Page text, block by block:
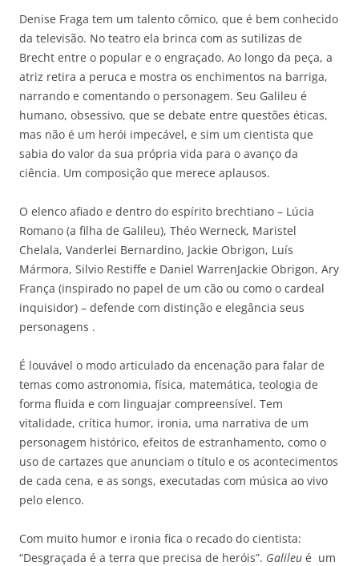
Denise Fraga tem um talento cômico, que é bem conhecido
da televisão. No teatro ela brinca com as sutilizas de
Brecht entre o popular e o engraçado. Ao longo da peça, a
atriz retira a peruca e mostra os enchimentos na barriga,
narrando e comentando o personagem. Seu Galileu é
humano, obsessivo, que se debate entre questões éticas,
mas não é um herói impecável, e sim um cientista que
sabia do valor da sua própria vida para o avanço da
ciência. Um composição que merece aplausos.
O elenco afiado e dentro do espírito brechtiano – Lúcia
Romano (a filha de Galileu), Théo Werneck, Maristel
Chelala, Vanderlei Bernardino, Jackie Obrigon, Luís
Mármora, Silvio Restiffe e Daniel WarrenJackie Obrigon, Ary
França (inspirado no papel de um cão ou como o cardeal
inquisidor) – defende com distinção e elegância seus
personagens .
É louvável o modo articulado da encenação para falar de
temas como astronomia, física, matemática, teologia de
forma fluida e com linguajar compreensível. Tem
vitalidade, crítica humor, ironia, uma narrativa de um
personagem histórico, efeitos de estranhamento, como o
uso de cartazes que anunciam o título e os acontecimentos
de cada cena, e as songs, executadas com música ao vivo
pelo elenco.
Com muito humor e ironia fica o recado do cientista:
“Desgraçada é a terra que precisa de heróis”. Galileu é um